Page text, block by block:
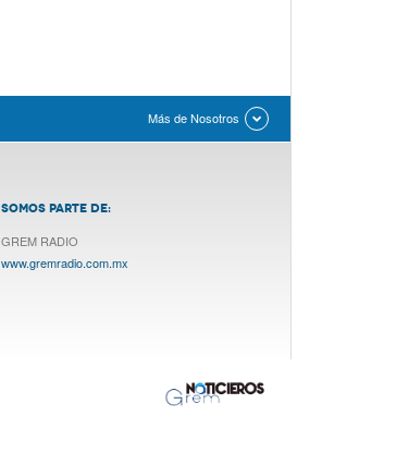
Más de Nosotros
SOMOS PARTE DE:
GREM RADIO
www.gremradio.com.mx